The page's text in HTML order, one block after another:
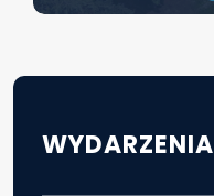
WYDARZENIA